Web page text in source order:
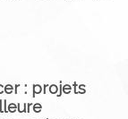
: projets